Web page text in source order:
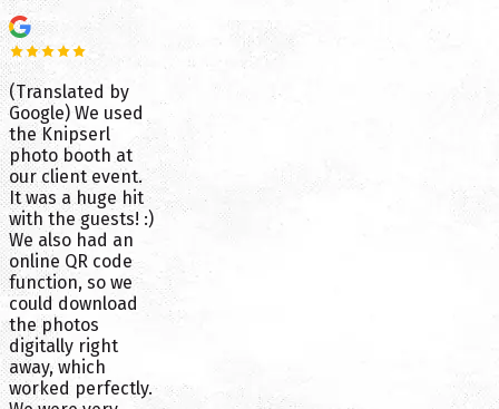
(Translated by
Google) We used
the Knipserl
photo booth at
our client event.
It was a huge hit
with the guests! :)
We also had an
online QR code
function, so we
could download
the photos
digitally right
away, which
worked perfectly.